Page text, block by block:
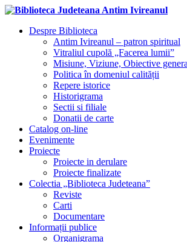
Despre Biblioteca
Antim Ivireanul – patron spiritual
Vitraliul cupolă „Facerea lumii”
Misiune, Viziune, Obiective
Politica în domeniul calității
Repere istorice
Historigrama
Sectii si filiale
Donatii de carte
Catalog on-line
Evenimente
Proiecte
Proiecte in derulare
Proiecte finalizate
Colectia „Biblioteca Judeteana”
Reviste
Carti
Documentare
Informații publice
Organigrama